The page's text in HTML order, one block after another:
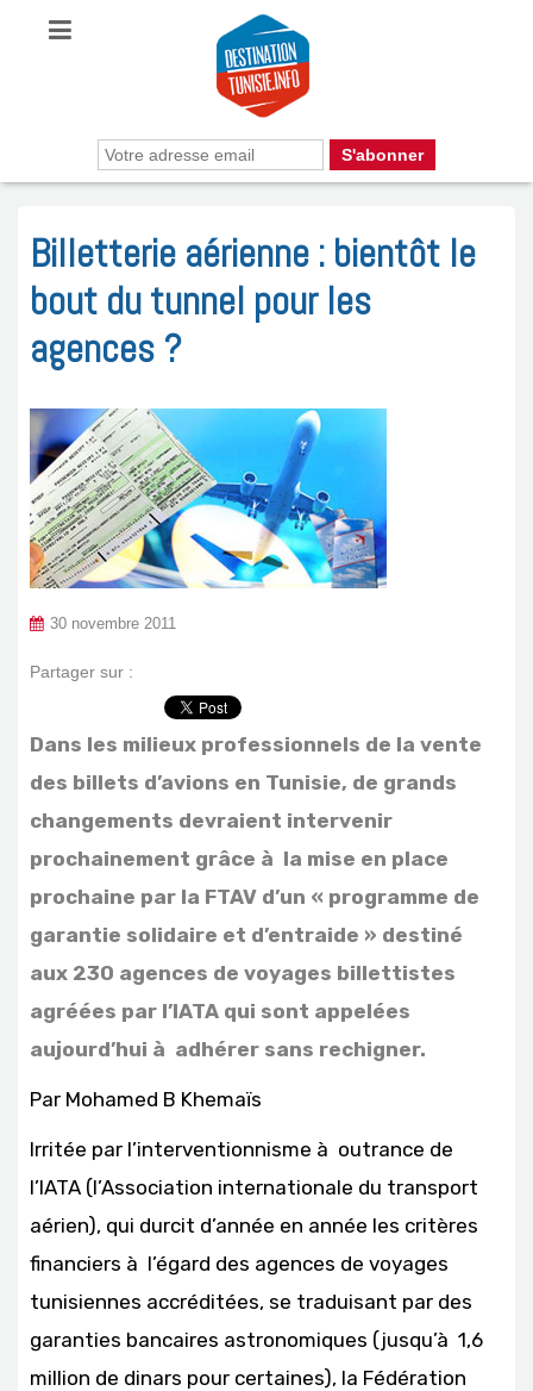
Billetterie aérienne : bientôt le
bout du tunnel pour les
agences ?
30 novembre 2011
Partager sur :
Dans les milieux professionnels de la vente
des billets d’avions en Tunisie, de grands
changements devraient intervenir
prochainement grâce à la mise en place
prochaine par la FTAV d’un « programme de
garantie solidaire et d’entraide » destiné
aux 230 agences de voyages billettistes
agréées par l’IATA qui sont appelées
aujourd’hui à adhérer sans rechigner.
Par Mohamed B Khemaïs
Irritée par l’interventionnisme à outrance de
l’IATA (l’Association internationale du transport
aérien), qui durcit d’année en année les critères
financiers à l’égard des agences de voyages
tunisiennes accréditées, se traduisant par des
garanties bancaires astronomiques (jusqu’à 1,6
million de dinars pour certaines), la Fédération